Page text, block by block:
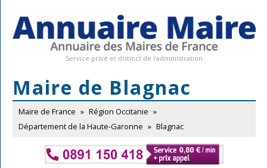
Service privé et distinct de l'administration
Maire de Blagnac
Maire de France » Région Occitanie »
Département de la Haute-Garonne » Blagnac